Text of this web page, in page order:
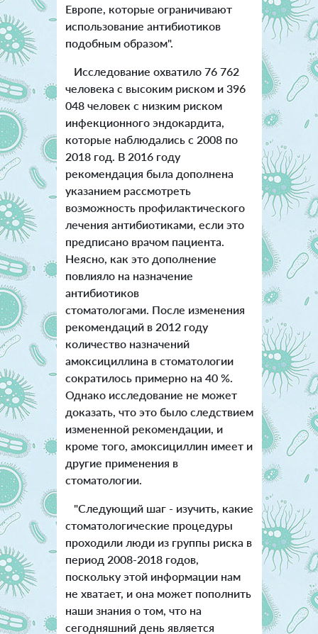
Европе, которые ограничивают
использование антибиотиков
подобным образом".
Исследование охватило 76 762
человека с высоким риском и 396
048 человек с низким риском
инфекционного эндокардита,
которые наблюдались с 2008 по
2018 год. В 2016 году
рекомендация была дополнена
указанием рассмотреть
возможность профилактического
лечения антибиотиками, если это
предписано врачом пациента.
Неясно, как это дополнение
повлияло на назначение
антибиотиков
стоматологами. После изменения
рекомендаций в 2012 году
количество назначений
амоксициллина в стоматологии
сократилось примерно на 40 %.
Однако исследование не может
доказать, что это было следствием
измененной рекомендации, и
кроме того, амоксициллин имеет и
другие применения в
стоматологии.
"Следующий шаг - изучить, какие
стоматологические процедуры
проходили люди из группы риска в
период 2008-2018 годов,
поскольку этой информации нам
не хватает, и она может пополнить
наши знания о том, что на
сегодняшний день является